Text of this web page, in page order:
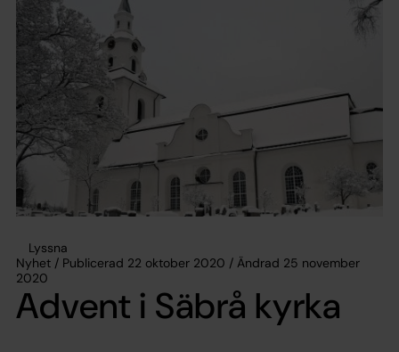
Lyssna
Nyhet / Publicerad 22 oktober 2020 / Ändrad 25 november
2020
Advent i Säbrå kyrka